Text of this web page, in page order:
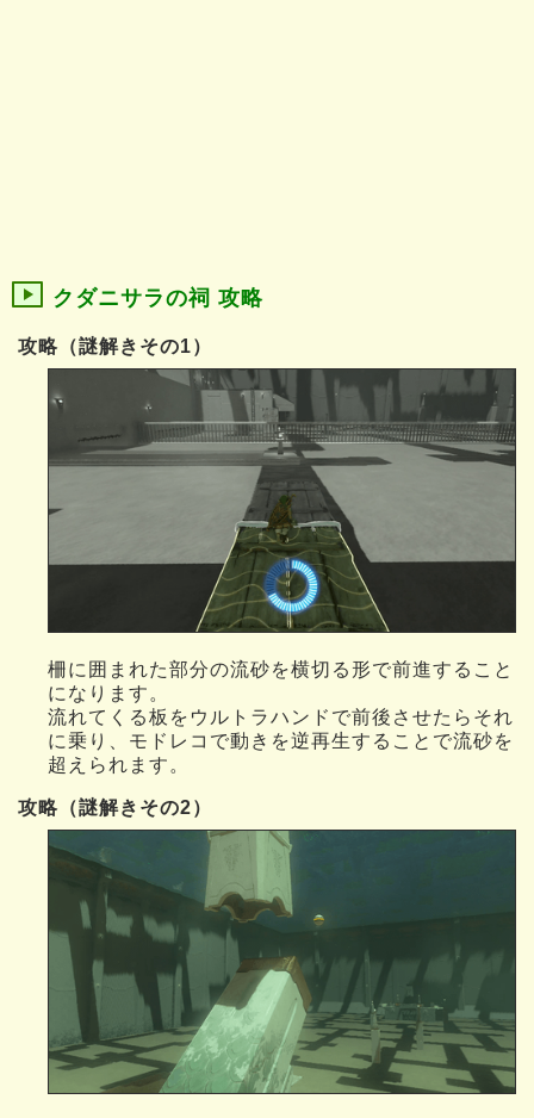
クダニサラの祠 攻略
攻略（謎解きその1）
柵に囲まれた部分の流砂を横切る形で前進すること
になります。
流れてくる板をウルトラハンドで前後させたらそれ
に乗り、モドレコで動きを逆再生することで流砂を
超えられます。
攻略（謎解きその2）